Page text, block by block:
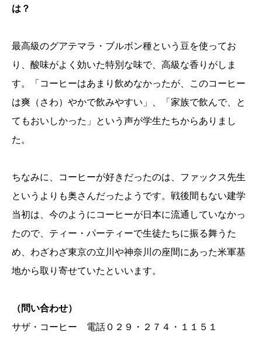
は？
最高級のグアテマラ・ブルボン種という豆を使ってお
り、酸味がよく効いた特別な味で、高級な香りがしま
す。「コーヒーはあまり飲めなかったが、このコーヒー
は爽（さわ）やかで飲みやすい」、「家族で飲んで、と
てもおいしかった」という声が学生たちからありまし
た。
ちなみに、コーヒーが好きだったのは、ファックス先生
というよりも奥さんだったようです。戦後間もない建学
当初は、今のようにコーヒーが日本に流通していなかっ
たので、ティー・パーティーで生徒たちに振る舞うた
め、わざわざ東京の立川や神奈川の座間にあった米軍基
地から取り寄せていたといいます。
（問い合わせ）
サザ・コーヒー 電話０２９・２７４・１１５１